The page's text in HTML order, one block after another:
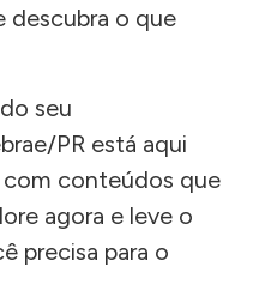
descubra o que
seu
PR está aqui
com conteúdos que
agora e leve o
precisa para o